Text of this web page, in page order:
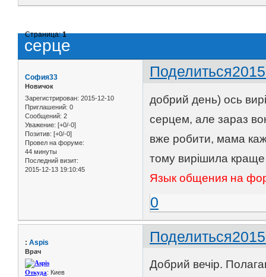
серце
Страница:1
Поделиться
София33
Новичок
Зарегистрирован: 2015-12-10
Приглашений: 0
Сообщений: 2
Уважение: [+0/-0]
Позитив: [+0/-0]
Провел на форуме:
44 минуты
Последний визит:
2015-12-13 19:10:45
добрий день) ось
серцем, але зараз
вже робити, мама
тому вирішила
Язык общения на
0
Поделиться
: Aspis
Врач
Откуда: Киев
Добрий вечір.